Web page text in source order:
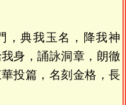
，典我玉名，降我神
身，誦詠洞章，朗徹
投篇，名刻金格，長